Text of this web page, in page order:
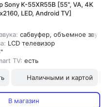
Sony K-55XR55B [55", VA, 4K
LED, Android TV]
сабвуфер, объемное
LCD телевизор
TV: есть
Наличными и картой
В магазин